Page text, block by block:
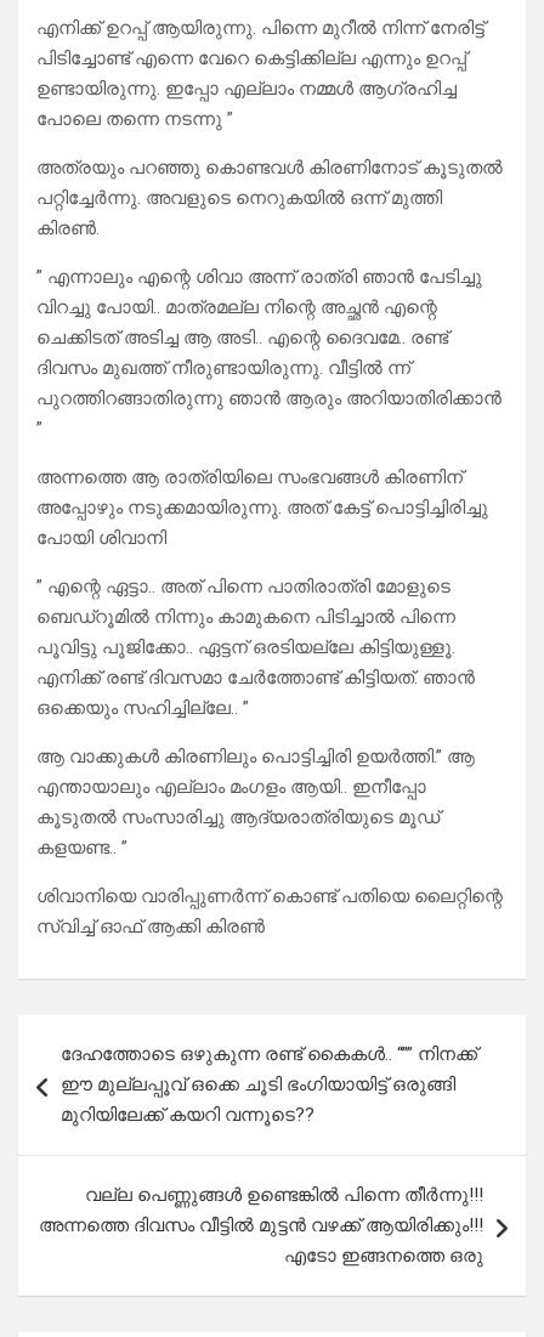
എനിക്ക് ഉറപ്പ് ആയിരുന്നു. പിന്നെ മുറീൽ നിന്ന് നേരിട്ട്
പിടിച്ചോണ്ട് എന്നെ വേറെ കെട്ടിക്കില്ല എന്നും ഉറപ്പ്
ഉണ്ടായിരുന്നു. ഇപ്പോ എല്ലാം നമ്മൾ ആഗ്രഹിച്ച
പോലെ തന്നെ നടന്നു ”
അത്രയും പറഞ്ഞു കൊണ്ടവൾ കിരണിനോട് കൂടുതൽ
പറ്റിച്ചേർന്നു. അവളുടെ നെറുകയിൽ ഒന്ന് മുത്തി
കിരൺ.
” എന്നാലും എന്റെ ശിവാ അന്ന് രാത്രി ഞാൻ പേടിച്ചു
വിറച്ചു പോയി.. മാത്രമല്ല നിന്റെ അച്ഛൻ എന്റെ
ചെക്കിടത് അടിച്ച ആ അടി.. എന്റെ ദൈവമേ.. രണ്ട്
ദിവസം മുഖത്ത് നീരുണ്ടായിരുന്നു. വീട്ടിൽ ന്ന്
പുറത്തിറങ്ങാതിരുന്നു ഞാൻ ആരും അറിയാതിരിക്കാൻ
”
അന്നത്തെ ആ രാത്രിയിലെ സംഭവങ്ങൾ കിരണിന്
അപ്പോഴും നടുക്കമായിരുന്നു. അത് കേട്ട് പൊട്ടിച്ചിരിച്ചു
പോയി ശിവാനി
” എന്റെ ഏട്ടാ.. അത് പിന്നെ പാതിരാത്രി മോളുടെ
ബെഡ്‌റൂമിൽ നിന്നും കാമുകനെ പിടിച്ചാൽ പിന്നെ
പൂവിട്ടു പൂജിക്കോ.. ഏട്ടന് ഒരടിയല്ലേ കിട്ടിയുള്ളൂ.
എനിക്ക് രണ്ട് ദിവസമാ ചേർത്തോണ്ട് കിട്ടിയത്. ഞാൻ
ഒക്കെയും സഹിച്ചില്ലേ.. ”
ആ വാക്കുകൾ കിരണിലും പൊട്ടിച്ചിരി ഉയർത്തി.” ആ
എന്തായാലും എല്ലാം മംഗളം ആയി.. ഇനീപ്പോ
കൂടുതൽ സംസാരിച്ചു ആദ്യരാത്രിയുടെ മൂഡ്
കളയണ്ട.. ”
ശിവാനിയെ വാരിപ്പുണർന്ന് കൊണ്ട് പതിയെ ലൈറ്റിന്റെ
സ്വിച്ച് ഓഫ്‌ ആക്കി കിരൺ
navigation
ദേഹത്തോടെ ഒഴുകുന്ന രണ്ട് കൈകൾ.. “”” നിനക്ക്
ഈ മുല്ലപ്പൂവ് ഒക്കെ ചൂടി ഭംഗിയായിട്ട് ഒരുങ്ങി
മുറിയിലേക്ക് കയറി വന്നൂടെ??
വല്ല പെണ്ണുങ്ങൾ ഉണ്ടെങ്കിൽ പിന്നെ തീർന്നു!!!
അന്നത്തെ ദിവസം വീട്ടിൽ മുട്ടൻ വഴക്ക് ആയിരിക്കും!!!
എടോ ഇങ്ങനത്തെ ഒരു